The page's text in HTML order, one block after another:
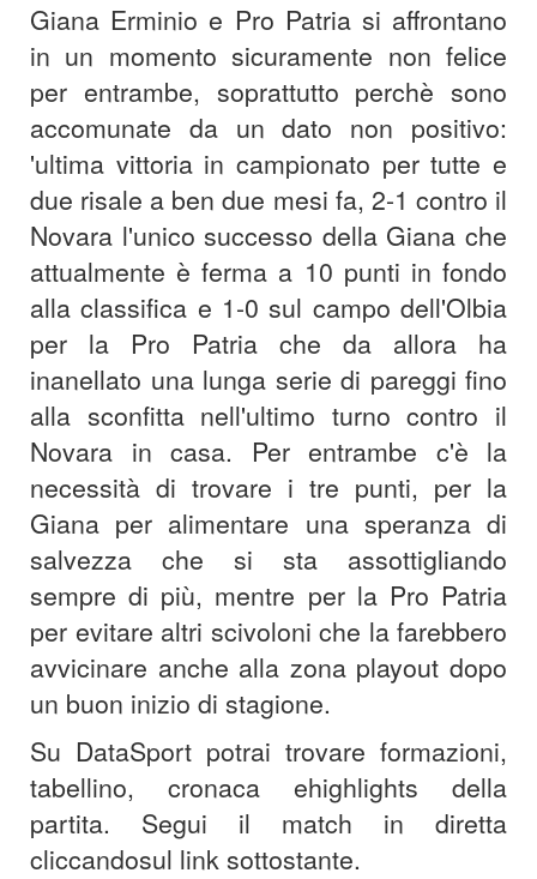
Giana Erminio e Pro Patria si affrontano
in un momento sicuramente non felice
per entrambe, soprattutto perchè sono
accomunate da un dato non positivo:
'ultima vittoria in campionato per tutte e
due risale a ben due mesi fa, 2-1 contro il
Novara l'unico successo della Giana che
attualmente è ferma a 10 punti in fondo
alla classifica e 1-0 sul campo dell'Olbia
per la Pro Patria che da allora ha
inanellato una lunga serie di pareggi fino
alla sconfitta nell'ultimo turno contro il
Novara in casa. Per entrambe c'è la
necessità di trovare i tre punti, per la
Giana per alimentare una speranza di
salvezza che si sta assottigliando
sempre di più, mentre per la Pro Patria
per evitare altri scivoloni che la farebbero
avvicinare anche alla zona playout dopo
un buon inizio di stagione.
Su DataSport potrai trovare formazioni,
tabellino, cronaca ehighlights della
partita. Segui il match in diretta
cliccandosul link sottostante.